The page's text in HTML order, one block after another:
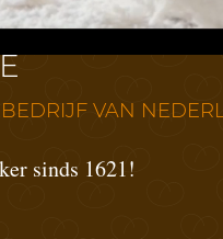
VAN
sinds 1621!